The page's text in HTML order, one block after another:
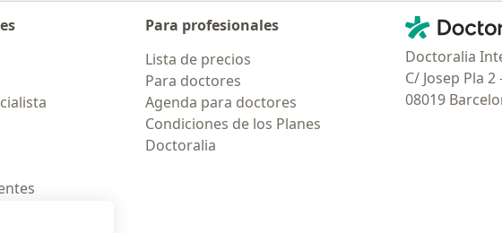
Para profesionales
Lista de precios
Para doctores
Agenda para doctores
Condiciones de los Planes
Doctoralia
Contacto
Doctoralia -
Doctoralia
C/ Josep Pla
08019